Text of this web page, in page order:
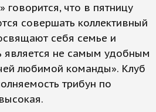
что в пятницу
совершать коллективный
себя семье и
является не самым удобным
любимой команды». Клуб
трибун по